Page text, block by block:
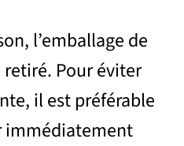
l’emballage de
Pour éviter
il est préférable
immédiatement